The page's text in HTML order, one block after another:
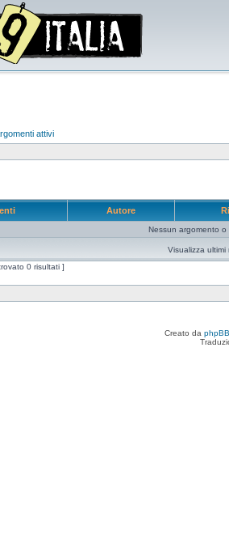
attivi
Autore
Nessun argomento o
Visualizza ultimi
0 risultati ]
Creato da phpBB